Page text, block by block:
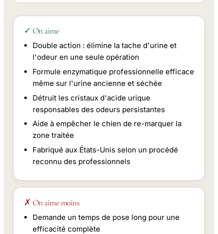
✓ On aime
Double action : élimine la tache d'urine et
l'odeur en une seule opération
Formule enzymatique professionnelle efficace
même sur l'urine ancienne et séchée
Détruit les cristaux d'acide urique
responsables des odeurs persistantes
Aide à empêcher le chien de re-marquer la
zone traitée
Fabriqué aux États-Unis selon un procédé
reconnu des professionnels
✗ On aime moins
Demande un temps de pose long pour une
efficacité complète